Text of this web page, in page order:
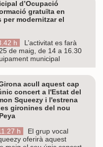
d’Ocupació
gratuïta en
per modernitzar el
h
L’activitat es farà
de maig, de 14 a 16.30
municipal
acull aquest cap
concert a l'Estat del
Squeezy i l'estrena
gironines del nou
h
El grup vocal
oferirà aquest